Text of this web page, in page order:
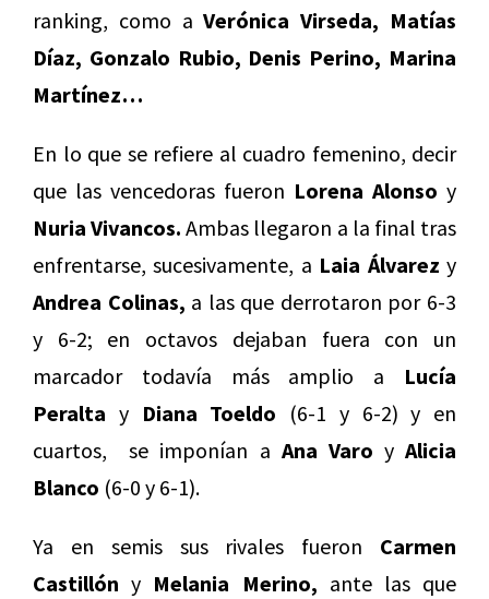
ranking, como aVerónica Virseda, Matías
Díaz, Gonzalo Rubio, Denis Perino, Marina
Martínez…
En lo que se refiere al cuadro femenino, decir
que las vencedoras fueron Lorena Alonso y
Nuria Vivancos. Ambas llegaron a la final tras
enfrentarse, sucesivamente, a Laia Álvarez y
Andrea Colinas, a las que derrotaron por 6-3
y 6-2; en octavos dejaban fuera con un
marcador todavía más amplio a Lucía
Peralta y Diana Toeldo (6-1 y 6-2) y en
cuartos, se imponían a Ana Varo y Alicia
Blanco (6-0 y 6-1).
Ya en semis sus rivales fueron Carmen
Castillón y Melania Merino, ante las que